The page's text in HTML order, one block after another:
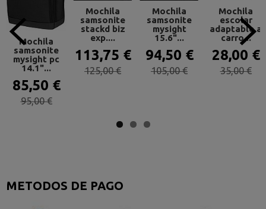
METODOS DE PAGO
Mochila
samsonite
mysight pc
14.1"...
85,50 €
95,00 €
Mochila
samsonite
stackd biz
exp....
113,75 €
125,00 €
Mochila
samsonite
mysight
15.6"...
94,50 €
105,00 €
Mochila
escolar
adaptable a
carro...
28,00 €
35,00 €